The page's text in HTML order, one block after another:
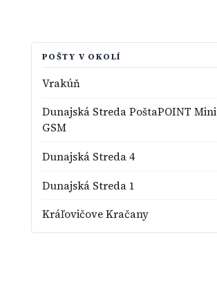
POŠTY V OKOLÍ
Vrakúň
Dunajská Streda PoštaPOINT Mini
GSM
Dunajská Streda 4
Dunajská Streda 1
Kráľovičove Kračany